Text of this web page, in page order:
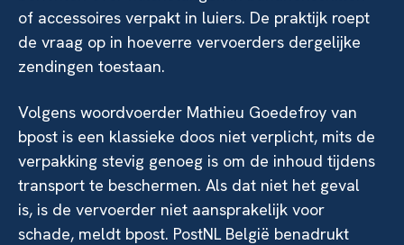
of accessoires verpakt in luiers. De praktijk roept
de vraag op in hoeverre vervoerders dergelijke
zendingen toestaan.
Volgens woordvoerder Mathieu Goedefroy van
bpost is een klassieke doos niet verplicht, mits de
verpakking stevig genoeg is om de inhoud tijdens
transport te beschermen. Als dat niet het geval
is, is de vervoerder niet aansprakelijk voor
schade, meldt bpost. PostNL België benadrukt